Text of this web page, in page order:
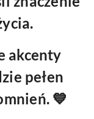
akcenty
pełen
💙